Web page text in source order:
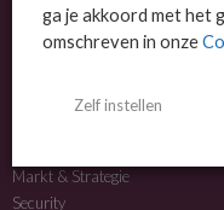
MSP Business is het
NIEUWS
Markt & Strategie
Security
ga je akkoord met het
omschreven in onze
Zelf instellen